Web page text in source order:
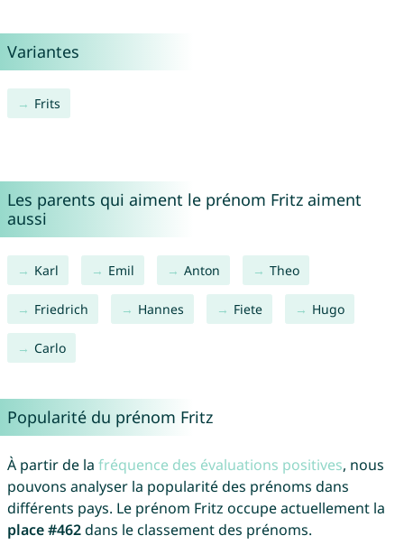
Variantes
Frits
Les parents qui aiment le prénom Fritz aiment
aussi
Karl Emil Anton Theo
Friedrich Hannes Fiete Hugo
Carlo
Popularité du prénom Fritz
À partir de la fréquence des évaluations positives, nous
pouvons analyser la popularité des prénoms dans
différents pays. Le prénom Fritz occupe actuellement la
place #462dans le classement des prénoms.